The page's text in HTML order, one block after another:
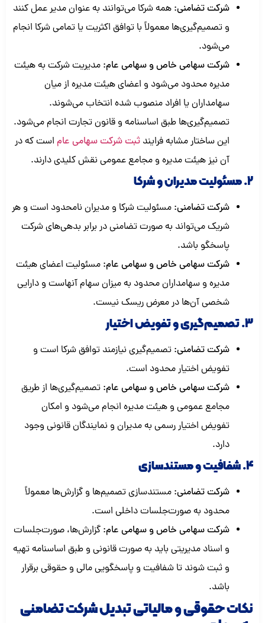
شرکت تضامنی: همه شرکا می‌توانند به عنوان مدیر عمل کنند
و تصمیم‌گیری‌ها معمولاً با توافق اکثریت یا تمامی شرکا انجام
می‌شود.
شرکت سهامی خاص و سهامی عام: مدیریت شرکت به هیئت
مدیره محدود می‌شود و اعضای هیئت مدیره از میان
سهامداران یا افراد منصوب شده انتخاب می‌شوند.
تصمیم‌گیری‌ها طبق اساسنامه و قانون تجارت انجام می‌شود.
این ساختار مشابه فرایند ثبت شرکت سهامی عام است که در
آن نیز هیئت مدیره و مجامع عمومی نقش کلیدی دارند.
2. مسئولیت مدیران و شرکا
شرکت تضامنی: مسئولیت شرکا و مدیران نامحدود است و هر
شریک می‌تواند به صورت تضامنی در برابر بدهی‌های شرکت
پاسخگو باشد.
شرکت سهامی خاص و سهامی عام: مسئولیت اعضای هیئت
مدیره و سهامداران محدود به میزان سهام آنهاست و دارایی
شخصی آن‌ها در معرض ریسک نیست.
3. تصمیم‌گیری و تفویض اختیار
شرکت تضامنی: تصمیم‌گیری نیازمند توافق شرکا است و
تفویض اختیار محدود است.
شرکت سهامی خاص و سهامی عام: تصمیم‌گیری‌ها از طریق
مجامع عمومی و هیئت مدیره انجام می‌شود و امکان
تفویض اختیار رسمی به مدیران و نمایندگان قانونی وجود
دارد.
4. شفافیت و مستندسازی
شرکت تضامنی: مستندسازی تصمیم‌ها و گزارش‌ها معمولاً
محدود به صورت‌جلسات داخلی است.
شرکت سهامی خاص و سهامی عام: گزارش‌ها، صورت‌جلسات
و اسناد مدیریتی باید به صورت قانونی و طبق اساسنامه تهیه
و ثبت شوند تا شفافیت و پاسخگویی مالی و حقوقی برقرار
باشد.
نکات حقوقی و مالیاتی تبدیل شرکت تضامنی